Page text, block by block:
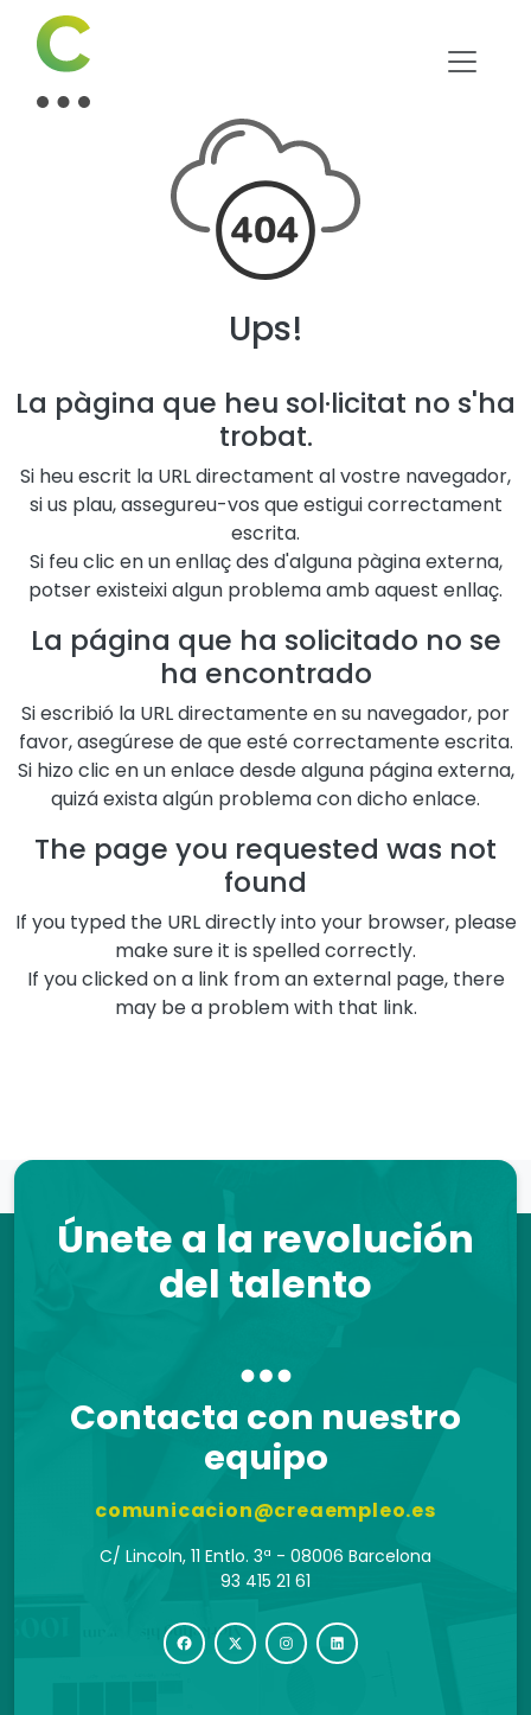
Ups!
La pàgina que heu sol·licitat no s'ha
trobat.
Si heu escrit la URL directament al vostre navegador,
si us plau, assegureu-vos que estigui correctament
escrita.
Si feu clic en un enllaç des d'alguna pàgina externa,
potser existeixi algun problema amb aquest enllaç.
La página que ha solicitado no se
ha encontrado
Si escribió la URL directamente en su navegador, por
favor, asegúrese de que esté correctamente escrita.
Si hizo clic en un enlace desde alguna página externa,
quizá exista algún problema con dicho enlace.
The page you requested was not
found
If you typed the URL directly into your browser, please
make sure it is spelled correctly.
If you clicked on a link from an external page, there
may be a problem with that link.
Únete a la revolución
del talento
Contacta con nuestro
equipo
comunicacion@creaempleo.es
C/ Lincoln, 11 Entlo. 3ª - 08006 Barcelona
93 415 21 61